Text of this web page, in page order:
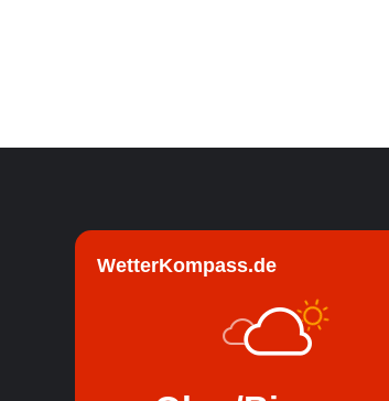
WetterKompass.de